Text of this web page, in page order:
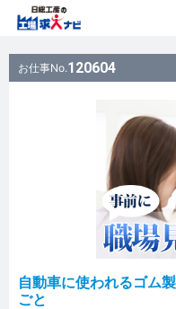
お仕事No.120604
自動車に使われるゴム
ごと